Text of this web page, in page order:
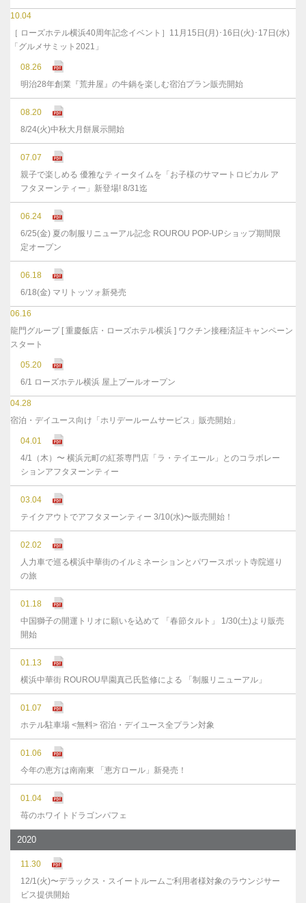
10.04
［ ローズホテル横浜40周年記念イベント］11月15日(月)･16日(火)･17日(水)
「グルメサミット2021」
08.26
明治28年創業『荒井屋』の牛鍋を楽しむ宿泊プラン販売開始
08.20
8/24(火)中秋大月餅展示開始
07.07
親子で楽しめる 優雅なティータイムを「お子様のサマートロピカル ア
フタヌーンティー」新登場! 8/31迄
06.24
6/25(金) 夏の制服リニューアル記念 ROUROU POP-UPショップ期間限
定オープン
06.18
6/18(金) マリトッツォ新発売
06.16
龍門グループ [ 重慶飯店・ローズホテル横浜 ] ワクチン接種済証キャンペーン
スタート
05.20
6/1 ローズホテル横浜 屋上プールオープン
04.28
宿泊・デイユース向け「ホリデールームサービス」販売開始」
04.01
4/1（木）〜 横浜元町の紅茶専門店「ラ・テイエール」とのコラボレー
ションアフタヌーンティー
03.04
テイクアウトでアフタヌーンティー 3/10(水)〜販売開始！
02.02
人力車で巡る横浜中華街のイルミネーションとパワースポット寺院巡り
の旅
01.18
中国獅子の開運トリオに願いを込めて 「春節タルト」 1/30(土)より販売
開始
01.13
横浜中華街 ROUROU早園真己氏監修による 「制服リニューアル」
01.07
ホテル駐車場 <無料> 宿泊・デイユース全プラン対象
01.06
今年の恵方は南南東 「恵方ロール」新発売！
01.04
苺のホワイトドラゴンパフェ
2020
11.30
12/1(火)〜デラックス・スイートルームご利用者様対象のラウンジサー
ビス提供開始